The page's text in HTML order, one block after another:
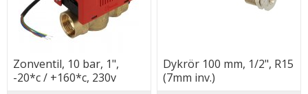
Zonventil, 10 bar, 1",
-20*c / +160*c, 230v
Dykrör 100 mm, 1/2", R15
(7mm inv.)